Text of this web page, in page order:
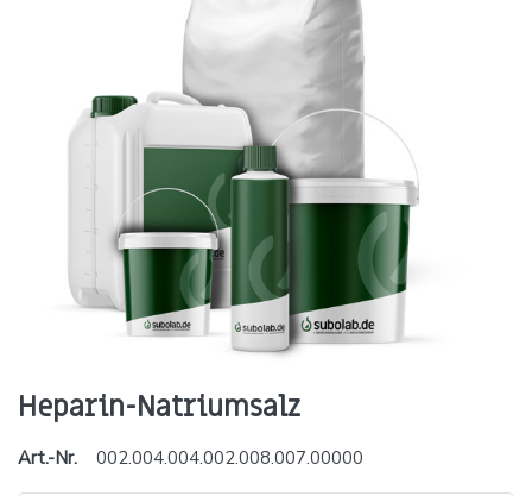
Heparin-Natriumsalz
Art.-Nr. 002.004.004.002.008.007.00000